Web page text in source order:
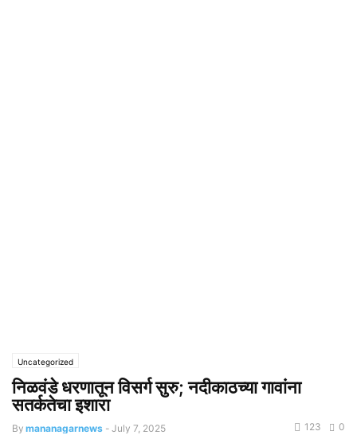
Uncategorized
निळवंडे धरणातून विसर्ग सुरु; नदीकाठच्या गावांना
सतर्कतेचा इशारा
By mananagarnews - July 7, 2025 0
123